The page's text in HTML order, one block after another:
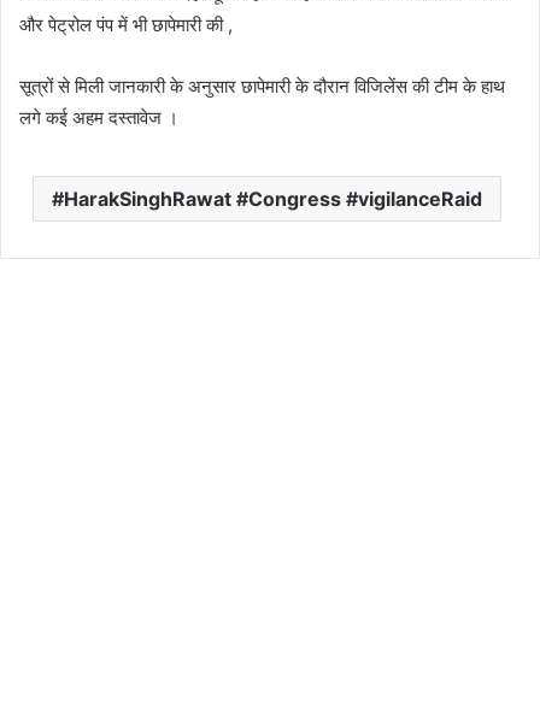
और पेट्रोल पंप में भी छापेमारी की ,
सूत्रों से मिली जानकारी के अनुसार छापेमारी के दौरान विजिलेंस की टीम के हाथ
लगे कई अहम दस्तावेज ।
HarakSinghRawat #Congress #vigilanceRaid